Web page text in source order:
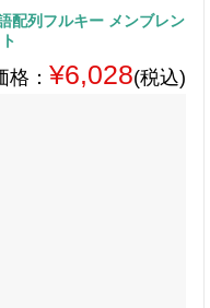
配列フルキー メンブレン
格： ¥6,028(税込)